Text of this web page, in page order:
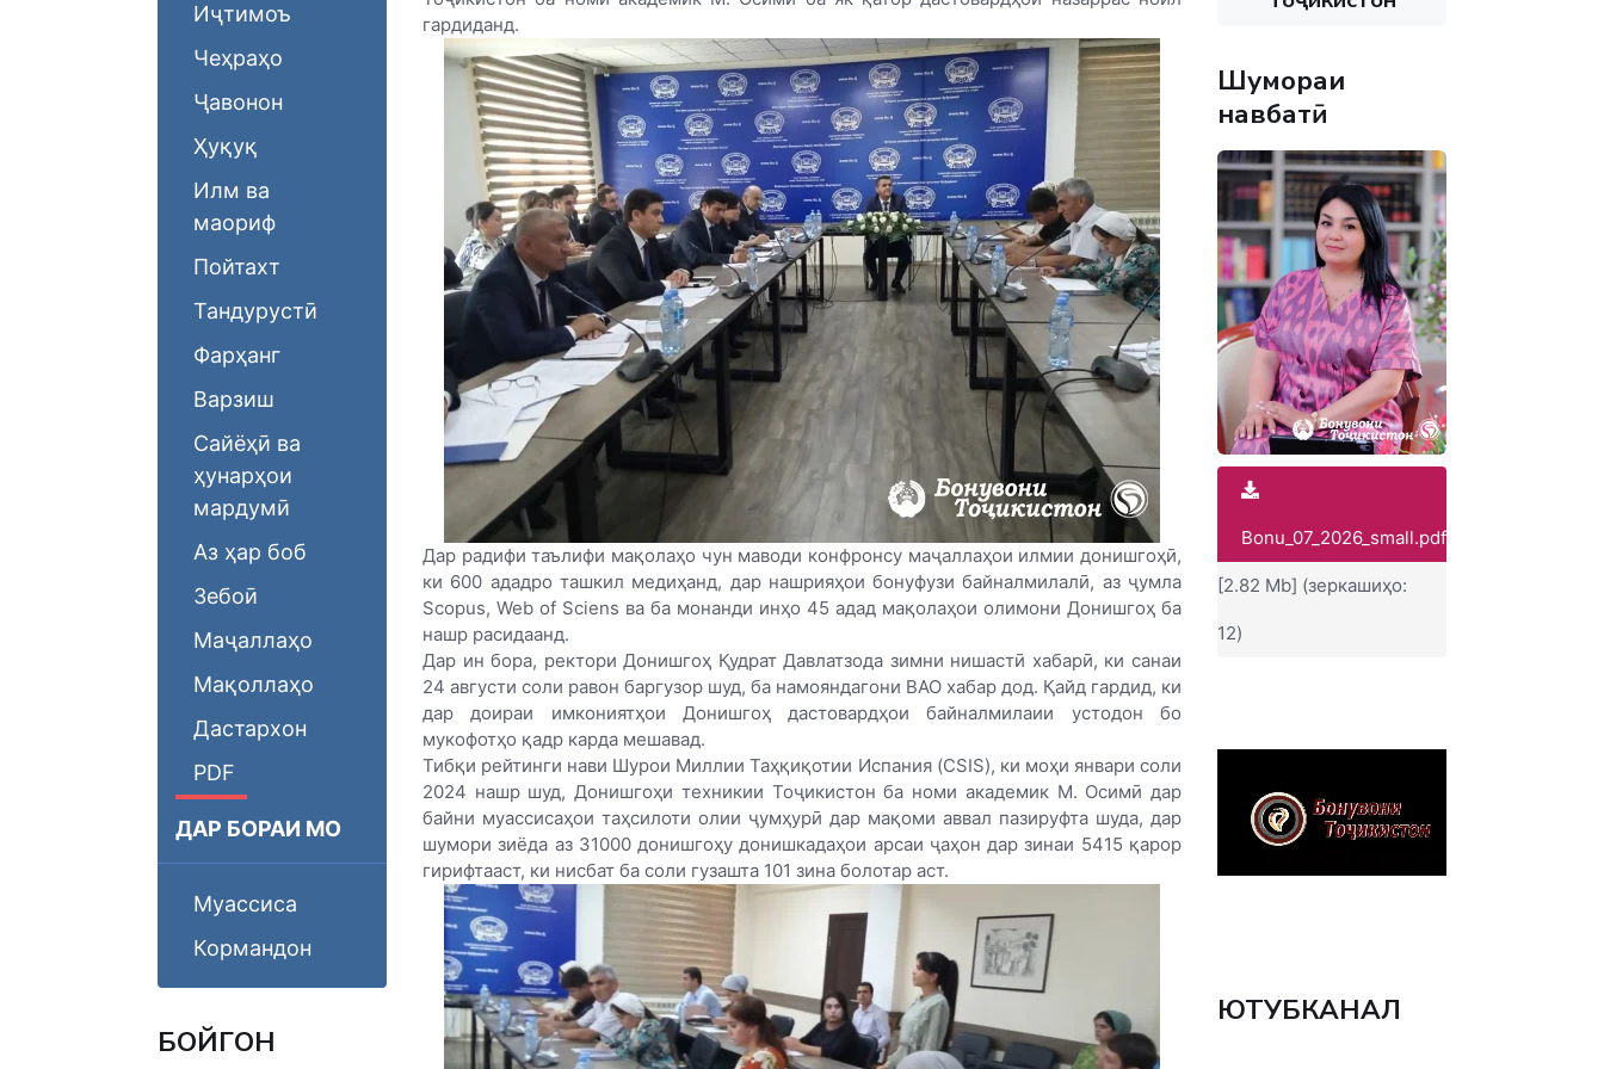
Иҷтимоъ
Чеҳраҳо
Ҷавонон
Ҳуқуқ
Илм ва
маориф
Пойтахт
Тандурустӣ
Фарҳанг
Варзиш
Сайёҳӣ ва
ҳунарҳои
мардумӣ
Аз ҳар боб
Зебоӣ
Маҷаллаҳо
Мақоллаҳо
Дастархон
PDF
ДАР БОРАИ МО
Муассиса
Кормандон
БОЙГОНӢ
гардиданд.
Дар радифи таълифи мақолаҳо чун маводи конфронсу маҷаллаҳои илмии донишгоҳӣ,
ки 600 ададро ташкил медиҳанд, дар нашрияҳои бонуфузи байналмилалӣ, аз ҷумла
Scopus, Web of Sciens ва ба монанди инҳо 45 адад мақолаҳои олимони Донишгоҳ ба
нашр расидаанд.
Дар ин бора, ректори Донишгоҳ Қудрат Давлатзода зимни нишастӣ хабарӣ, ки санаи
24 августи соли равон баргузор шуд, ба намояндагони ВАО хабар дод. Қайд гардид, ки
дар доираи имкониятҳои Донишгоҳ дастовардҳои байналмилаии устодон бо
мукофотҳо қадр карда мешавад.
Тибқи рейтинги нави Шурои Миллии Таҳқиқотии Испания (CSIS), ки моҳи январи соли
2024 нашр шуд, Донишгоҳи техникии Тоҷикистон ба номи академик М. Осимӣ дар
байни муассисаҳои таҳсилоти олии ҷумҳурӣ дар мақоми аввал пазируфта шуда, дар
шумори зиёда аз 31000 донишгоҳу донишкадаҳои арсаи ҷаҳон дар зинаи 5415 қарор
гирифтааст, ки нисбат ба соли гузашта 101 зина болотар аст.
Шумораи
навбатӣ
Bonu_07_2026_small.pdf
[2.82 Mb] (зеркашиҳо:
12)
ЮТУБКАНАЛ